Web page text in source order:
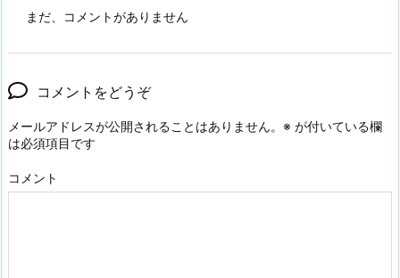
まだ、コメントがありません
コメントをどうぞ
メールアドレスが公開されることはありません。 ※ が付いている欄
は必須項目です
コメント